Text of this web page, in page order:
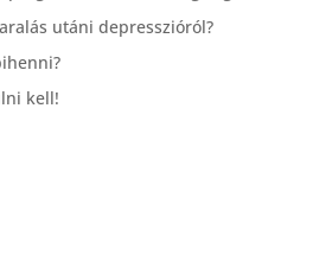
utáni depresszióról?
kell!